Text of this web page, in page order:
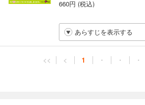
660円 (税込)
あらすじを表示する
<< < 1 ・ ・ ・